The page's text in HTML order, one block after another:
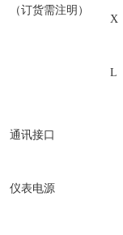
（订货需注明）
X
L
通讯接口
仪表电源